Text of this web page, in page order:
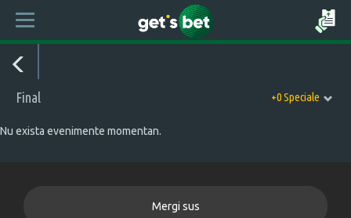
Final +0 Speciale
Nu exista evenimente momentan.
Mergi sus